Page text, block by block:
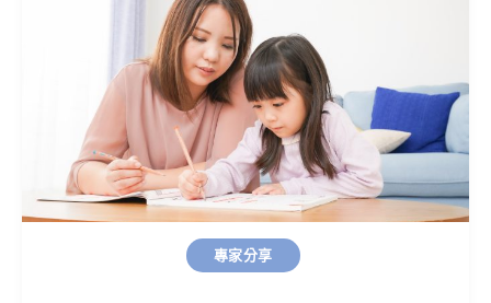
專家分享